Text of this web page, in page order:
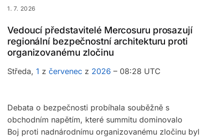
1. 7. 2026
Vedoucí představitelé Mercosuru prosazují
regionální bezpečnostní architekturu proti
organizovanému zločinu
Středa, 1 z červenec z 2026 – 08:28 UTC
Debata o bezpečnosti probíhala souběžně s
obchodním napětím, které summitu dominovalo
Boj proti nadnárodnímu organizovanému zločinu byl